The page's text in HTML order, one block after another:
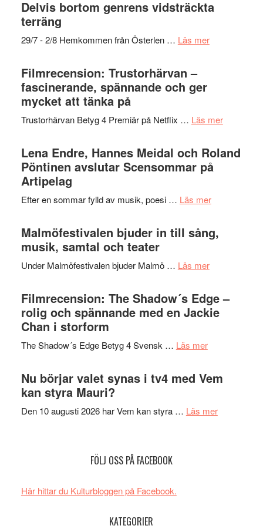
Dana
gräset
en
hjärtevarm
Delvis bortom genrens vidsträckta
terräng
29/7 - 2/8 Hemkommen från Österlen … Läs merom
–
Delvis
bortom
terräng
Filmrecension: Trustorhärvan –
fascinerande, spännande och ger
mycket att tänka på
Trustorhärvan Betyg 4 Premiär på Netflix … Läs merom
–
Lena Endre, Hannes Meidal och Roland
Pöntinen avslutar Scensommar på
Artipelag
Efter en sommar fylld av musik, poesi … Läs merom
Hannes
Pöntinen
avslutar
Malmöfestivalen bjuder in till sång,
musik, samtal och teater
Under Malmöfestivalen bjuder Malmö … Läs merom
in
till
och
Filmrecension: The Shadow´s Edge –
rolig och spännande med en Jackie
Chan i storform
The Shadow´s Edge Betyg 4 Svensk … Läs merom
Shadow
Edge
Nu börjar valet synas i tv4 med Vem
kan styra Mauri?
Den 10 augusti 2026 har Vem kan styra … Läs merom
FÖLJ OSS PÅ FACEBOOK
Här hittar du Kulturbloggen på Facebook.
KATEGORIER